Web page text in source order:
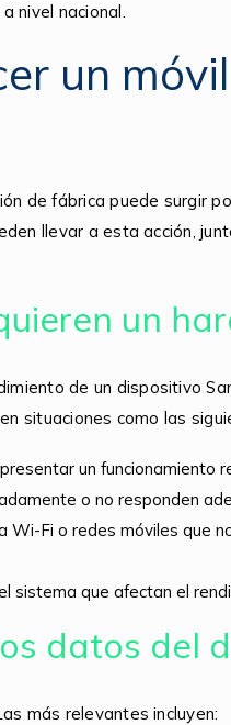
nivel nacional.
un móvil
de fábrica puede surgir
llevar a esta acción,
un
de un dispositivo
situaciones como las
un funcionamiento
o no responden
Wi-Fi o redes móviles que
sistema que afectan el
datos del
más relevantes incluyen: